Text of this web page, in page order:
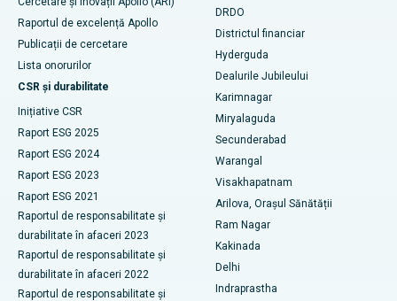
Cel mai bun spital din DRDO, Hyderabad
Cel mai bun spital din GS Road, Guwahati
Cel mai bun spital din Hyderguda, Hyderabad
Cel mai bun spital din Vijay Nagar, Indore
Cel mai bun spital din Suryaraopeta Main Road, Kakinada
Cel mai bun spital din Canal Circular Road, Kolkata
Cel mai bun spital din CBD-ul Belapur, Navi Mumbai
Cel mai bun spital din Panchavati, Nashik
Cel mai bun spital din Secunderabad, Hyderabad
polipectomie
Stimularea creierului profund
Biopsia rinichilor
paratiroidectomia
Chirurgie citoreductivă
Înlocuire totală de genunchi din ceramică
ERCP
Raportul de excelență Apollo
Publicații de cercetare
Lista onorurilor
CSR și durabilitate
Inițiative CSR
Raport ESG 2025
Raport ESG 2024
Raport ESG 2023
Raport ESG 2021
Raportul de responsabilitate și
durabilitate în afaceri 2023
Raportul de responsabilitate și
durabilitate în afaceri 2022
Raportul de responsabilitate și
DRDO
Districtul financiar
Hyderguda
Dealurile Jubileului
Karimnagar
Miryalaguda
Secunderabad
Warangal
Visakhapatnam
Arilova, Orașul Sănătății
Ram Nagar
Kakinada
Delhi
Indraprastha